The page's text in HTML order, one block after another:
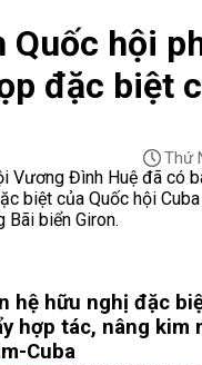
Quốc hội
đặc biệt
Thứ
Vương Đình Huệ đã có
biệt của Quốc hội
Bãi biển Giron.
hệ hữu nghị đặc
hợp tác, nâng kim
Cuba